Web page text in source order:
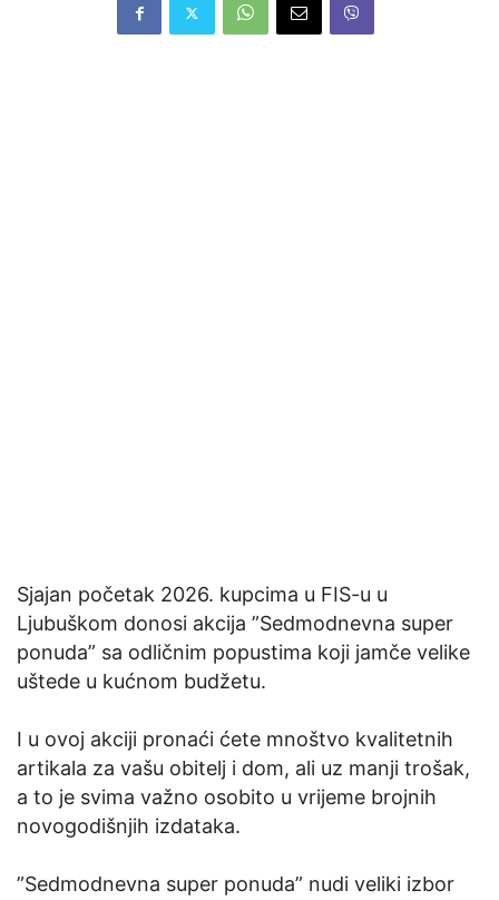
Sjajan početak 2026. kupcima u FIS-u u
Ljubuškom donosi akcija ”Sedmodnevna super
ponuda” sa odličnim popustima koji jamče velike
uštede u kućnom budžetu.
I u ovoj akciji pronaći ćete mnoštvo kvalitetnih
artikala za vašu obitelj i dom, ali uz manji trošak,
a to je svima važno osobito u vrijeme brojnih
novogodišnjih izdataka.
”Sedmodnevna super ponuda” nudi veliki izbor